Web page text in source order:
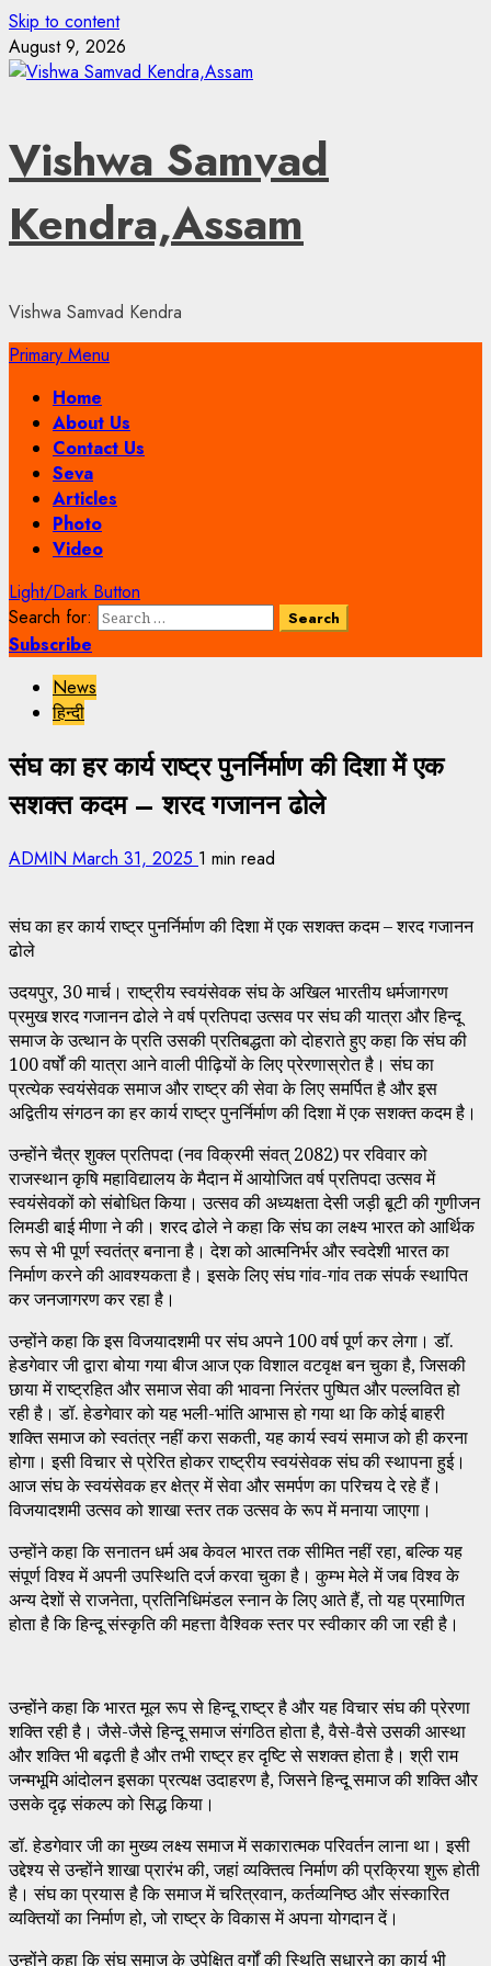
Skip to content
August 9, 2026
Vishwa Samvad
Kendra,Assam
Vishwa Samvad Kendra
Primary Menu
Home
About Us
Contact Us
Seva
Articles
Photo
Video
Light/Dark Button
Search for:
Subscribe
News
हिन्दी
संघ का हर कार्य राष्ट्र पुनर्निर्माण की दिशा में एक
सशक्त कदम – शरद गजानन ढोले
ADMIN March 31, 2025 1 min read
संघ का हर कार्य राष्ट्र पुनर्निर्माण की दिशा में एक सशक्त कदम – शरद गजानन
ढोले
उदयपुर, 30 मार्च। राष्ट्रीय स्वयंसेवक संघ के अखिल भारतीय धर्मजागरण
प्रमुख शरद गजानन ढोले ने वर्ष प्रतिपदा उत्सव पर संघ की यात्रा और हिन्दू
समाज के उत्थान के प्रति उसकी प्रतिबद्धता को दोहराते हुए कहा कि संघ की
100 वर्षों की यात्रा आने वाली पीढ़ियों के लिए प्रेरणास्रोत है। संघ का
प्रत्येक स्वयंसेवक समाज और राष्ट्र की सेवा के लिए समर्पित है और इस
अद्वितीय संगठन का हर कार्य राष्ट्र पुनर्निर्माण की दिशा में एक सशक्त कदम है।
उन्होंने चैत्र शुक्ल प्रतिपदा (नव विक्रमी संवत् 2082) पर रविवार को
राजस्थान कृषि महाविद्यालय के मैदान में आयोजित वर्ष प्रतिपदा उत्सव में
स्वयंसेवकों को संबोधित किया। उत्सव की अध्यक्षता देसी जड़ी बूटी की गुणीजन
लिमडी बाई मीणा ने की। शरद ढोले ने कहा कि संघ का लक्ष्य भारत को आर्थिक
रूप से भी पूर्ण स्वतंत्र बनाना है। देश को आत्मनिर्भर और स्वदेशी भारत का
निर्माण करने की आवश्यकता है। इसके लिए संघ गांव-गांव तक संपर्क स्थापित
कर जनजागरण कर रहा है।
उन्होंने कहा कि इस विजयादशमी पर संघ अपने 100 वर्ष पूर्ण कर लेगा। डॉ.
हेडगेवार जी द्वारा बोया गया बीज आज एक विशाल वटवृक्ष बन चुका है, जिसकी
छाया में राष्ट्रहित और समाज सेवा की भावना निरंतर पुष्पित और पल्लवित हो
रही है। डॉ. हेडगेवार को यह भली-भांति आभास हो गया था कि कोई बाहरी
शक्ति समाज को स्वतंत्र नहीं करा सकती, यह कार्य स्वयं समाज को ही करना
होगा। इसी विचार से प्रेरित होकर राष्ट्रीय स्वयंसेवक संघ की स्थापना हुई।
आज संघ के स्वयंसेवक हर क्षेत्र में सेवा और समर्पण का परिचय दे रहे हैं।
विजयादशमी उत्सव को शाखा स्तर तक उत्सव के रूप में मनाया जाएगा।
उन्होंने कहा कि सनातन धर्म अब केवल भारत तक सीमित नहीं रहा, बल्कि यह
संपूर्ण विश्व में अपनी उपस्थिति दर्ज करवा चुका है। कुम्भ मेले में जब विश्व के
अन्य देशों से राजनेता, प्रतिनिधिमंडल स्नान के लिए आते हैं, तो यह प्रमाणित
होता है कि हिन्दू संस्कृति की महत्ता वैश्विक स्तर पर स्वीकार की जा रही है।
उन्होंने कहा कि भारत मूल रूप से हिन्दू राष्ट्र है और यह विचार संघ की प्रेरणा
शक्ति रही है। जैसे-जैसे हिन्दू समाज संगठित होता है, वैसे-वैसे उसकी आस्था
और शक्ति भी बढ़ती है और तभी राष्ट्र हर दृष्टि से सशक्त होता है। श्री राम
जन्मभूमि आंदोलन इसका प्रत्यक्ष उदाहरण है, जिसने हिन्दू समाज की शक्ति और
उसके दृढ़ संकल्प को सिद्ध किया।
डॉ. हेडगेवार जी का मुख्य लक्ष्य समाज में सकारात्मक परिवर्तन लाना था। इसी
उद्देश्य से उन्होंने शाखा प्रारंभ की, जहां व्यक्तित्व निर्माण की प्रक्रिया शुरू होती
है। संघ का प्रयास है कि समाज में चरित्रवान, कर्तव्यनिष्ठ और संस्कारित
व्यक्तियों का निर्माण हो, जो राष्ट्र के विकास में अपना योगदान दें।
उन्होंने कहा कि संघ समाज के उपेक्षित वर्गों की स्थिति सुधारने का कार्य भी